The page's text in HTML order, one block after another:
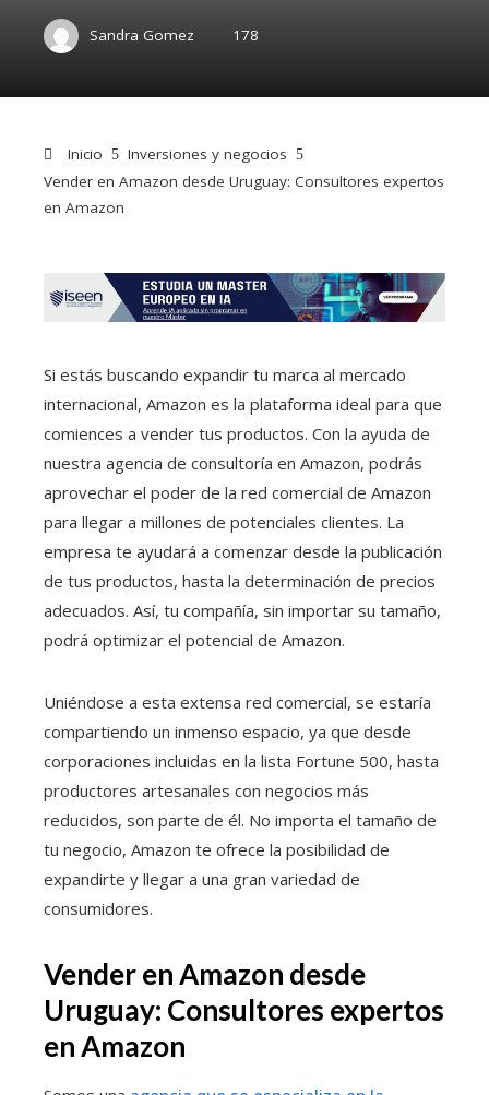
Sandra Gomez 178
Inicio
Inversiones y negocios
Vender en Amazon desde Uruguay: Consultores expertos
en Amazon
Si estás buscando expandir tu marca al mercado
internacional, Amazon es la plataforma ideal para que
comiences a vender tus productos. Con la ayuda de
nuestra agencia de consultoría en Amazon, podrás
aprovechar el poder de la red comercial de Amazon
para llegar a millones de potenciales clientes. La
empresa te ayudará a comenzar desde la publicación
de tus productos, hasta la determinación de precios
adecuados. Así, tu compañía, sin importar su tamaño,
podrá optimizar el potencial de Amazon.
Uniéndose a esta extensa red comercial, se estaría
compartiendo un inmenso espacio, ya que desde
corporaciones incluidas en la lista Fortune 500, hasta
productores artesanales con negocios más
reducidos, son parte de él. No importa el tamaño de
tu negocio, Amazon te ofrece la posibilidad de
expandirte y llegar a una gran variedad de
consumidores.
Vender en Amazon desde
Uruguay: Consultores expertos
en Amazon